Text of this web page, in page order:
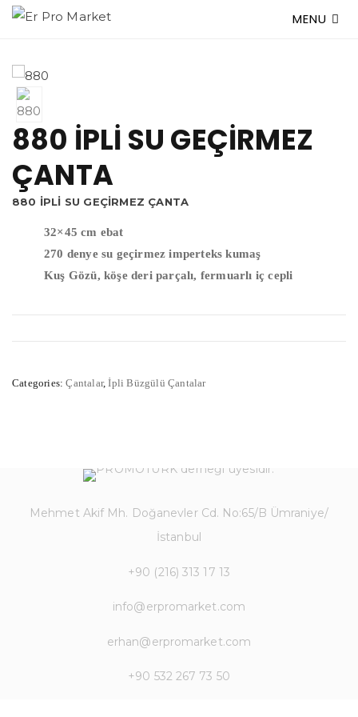
MENU
880 İPLİ SU GEÇİRMEZ
ÇANTA
880 İPLİ SU GEÇİRMEZ ÇANTA
32×45 cm ebat
270 denye su geçirmez imperteks kumaş
Kuş Gözü, köşe deri parçalı, fermuarlı iç cepli
Categories:Çantalar,İpli Büzgülü Çantalar
Mehmet Akif Mh. Doğanevler Cd. No:65/B Ümraniye/
İstanbul
+90 (216) 313 17 13
info@erpromarket.com
erhan@erpromarket.com
+90 532 267 73 50